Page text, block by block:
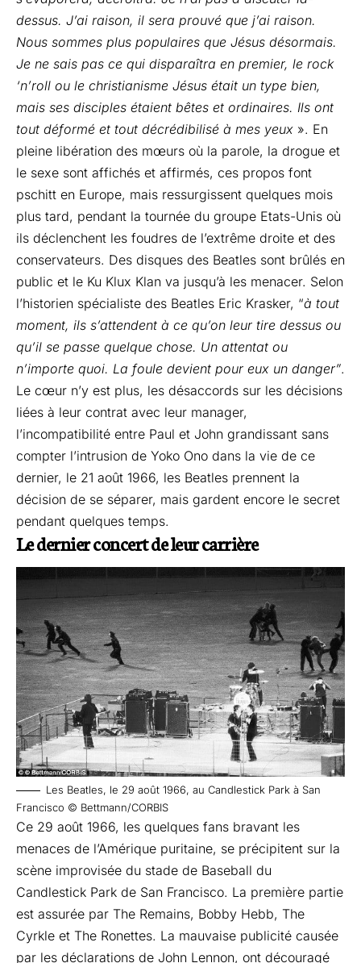
dessus. J’ai raison, il sera prouvé que j’ai raison.
Nous sommes plus populaires que Jésus désormais.
Je ne sais pas ce qui disparaîtra en premier, le rock
‘n’roll ou le christianisme Jésus était un type bien,
mais ses disciples étaient bêtes et ordinaires. Ils ont
tout déformé et tout décrédibilisé à mes yeux ». En
pleine libération des mœurs où la parole, la drogue et
le sexe sont affichés et affirmés, ces propos font
pschitt en Europe, mais ressurgissent quelques mois
plus tard, pendant la tournée du groupe Etats-Unis où
ils déclenchent les foudres de l’extrême droite et des
conservateurs. Des disques des Beatles sont brûlés en
public et le Ku Klux Klan va jusqu’à les menacer. Selon
l’historien spécialiste des Beatles Eric Krasker, “à tout
moment, ils s’attendent à ce qu’on leur tire dessus ou
qu’il se passe quelque chose. Un attentat ou
n’importe quoi. La foule devient pour eux un danger”.
Le cœur n’y est plus, les désaccords sur les décisions
liées à leur contrat avec leur manager,
l’incompatibilité entre Paul et John grandissant sans
compter l’intrusion de Yoko Ono dans la vie de ce
dernier, le 21 août 1966, les Beatles prennent la
décision de se séparer, mais gardent encore le secret
pendant quelques temps.
Le dernier concert de leur carrière
Les Beatles, le 29 août 1966, au Candlestick Park à San
Francisco © Bettmann/CORBIS
Ce 29 août 1966, les quelques fans bravant les
menaces de l’Amérique puritaine, se précipitent sur la
scène improvisée du stade de Baseball du
Candlestick Park de San Francisco. La première partie
est assurée par The Remains, Bobby Hebb, The
Cyrkle et The Ronettes. La mauvaise publicité causée
par les déclarations de John Lennon, ont découragé